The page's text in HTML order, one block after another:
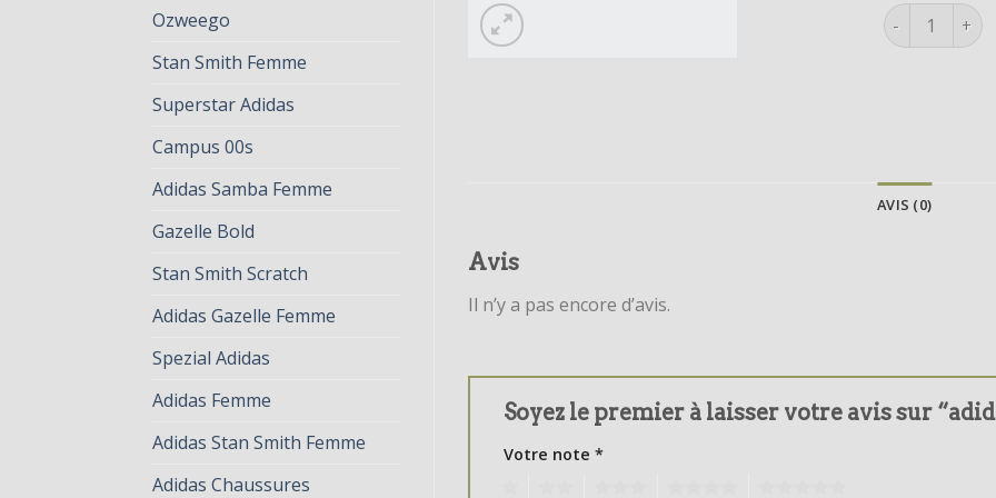
Ozweego
Stan Smith Femme
Superstar Adidas
Campus 00s
Adidas Samba Femme
Gazelle Bold
Stan Smith Scratch
Adidas Gazelle Femme
Spezial Adidas
Adidas Femme
Adidas Stan Smith Femme
Adidas Chaussures
quantité de
AVIS (0)
Avis
Il n’y a pas encore d’avis.
Soyez le premier à laisser votre avis sur
Votre note *